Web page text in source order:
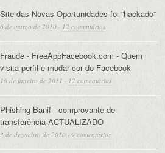
Site das Novas Oportunidades foi “hackado”
6 de março de 2010 · 12 comentários
Fraude - FreeAppFacebook.com - Quem
visita perfil e mudar cor do Facebook
16 de janeiro de 2011 · 12 comentários
Phishing Banif - comprovante de
transferência ACTUALIZADO
3 de dezembro de 2010 · 9 comentários